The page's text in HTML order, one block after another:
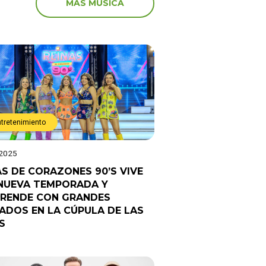
MÁS MÚSICA
DE CORAZONES 90’S VIVE
TEMPORADA Y
CON GRANDES
EN LA CÚPULA DE LAS